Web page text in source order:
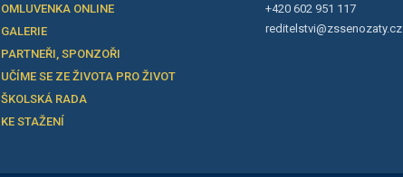
OMLUVENKA ONLINE
GALERIE
PARTNEŘI, SPONZOŘI
UČÍME SE ZE ŽIVOTA PRO ŽIVOT
ŠKOLSKÁ RADA
KE STAŽENÍ
+420 602 951 117
reditelstvi@zssenozaty.cz